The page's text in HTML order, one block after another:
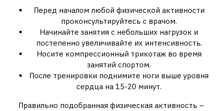
Перед началом любой физической активности
проконсультируйтесь с врачом.
Начинайте занятия с небольших нагрузок и
постепенно увеличивайте их интенсивность.
Носите компрессионный трикотаж во время
занятий спортом.
После тренировки поднимите ноги выше уровня
сердца на 15-20 минут.
Правильно подобранная физическая активность –